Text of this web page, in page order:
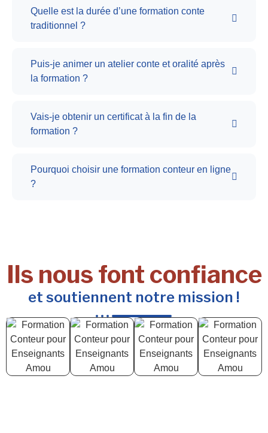
Quelle est la durée d’une formation conte
traditionnel ?
Puis-je animer un atelier conte et oralité après
la formation ?
Vais-je obtenir un certificat à la fin de la
formation ?
Pourquoi choisir une formation conteur en ligne
?
Ils nous font confiance
et soutiennent notre mission !